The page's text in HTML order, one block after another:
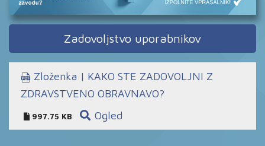
Zadovoljstvo uporabnikov
Zloženka | KAKO STE ZADOVOLJNI Z
ZDRAVSTVENO OBRAVNAVO?
997.75 KB Ogled